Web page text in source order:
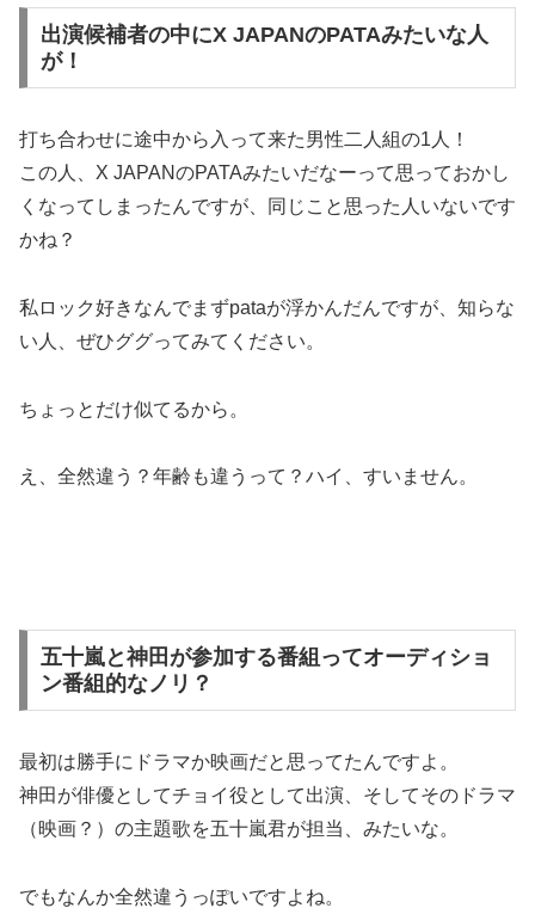
出演候補者の中にX JAPANのPATAみたいな人
が！
打ち合わせに途中から入って来た男性二人組の1人！
この人、 X JAPANのPATAみたいだなーって思っておかし
くなってしまったんですが、同じこと思った人いないです
かね？
私ロック好きなんでまずpataが浮かんだんですが、知らな
い人、ぜひググってみてください。
ちょっとだけ似てるから。
え、全然違う？年齢も違うって？ハイ、すいません。
五十嵐と神田が参加する番組ってオーディショ
ン番組的なノリ？
最初は勝手にドラマか映画だと思ってたんですよ。
神田が俳優としてチョイ役として出演、そしてそのドラマ
（映画？）の主題歌を五十嵐君が担当、みたいな。
でもなんか全然違うっぽいですよね。